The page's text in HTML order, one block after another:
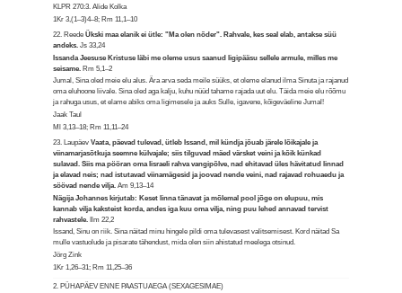
KLPR 270:3. Alide Kolka
1Kr 3,(1–3)4–8; Rm 11,1–10
22. ReedeÜkski maa elanik ei ütle: "Ma olen nõder". Rahvale, kes seal elab, antakse süü
andeks.Js 33,24
Issanda Jeesuse Kristuse läbi me oleme usus saanud ligipääsu sellele armule, milles me
seisame. Rm 5,1–2
Jumal, Sina oled meie elu alus. Ära arva seda meile süüks, et oleme elanud ilma Sinuta ja rajanud
oma eluhoone liivale. Sina oled aga kalju, kuhu nüüd tahame rajada uut elu. Täida meie elu rõõmu
ja rahuga usus, et elame abiks oma ligimesele ja auks Sulle, igavene, kõigeväeline Jumal!
Jaak Taul
Ml 3,13–18; Rm 11,11–24
23. LaupäevVaata, päevad tulevad, ütleb Issand, mil kündja jõuab järele lõikajale ja
viinamarjasõtkuja seemne külvajale; siis tilguvad mäed värsket veini ja kõik künkad
sulavad. Siis ma pööran oma Iisraeli rahva vangipõlve, nad ehitavad üles hävitatud linnad
ja elavad neis; nad istutavad viinamägesid ja joovad nende veini, nad rajavad rohuaedu ja
söövad nende vilja.Am 9,13–14
Nägija Johannes kirjutab: Keset linna tänavat ja mõlemal pool jõge on elupuu, mis
kannab vilja kaksteist korda, andes iga kuu oma vilja, ning puu lehed annavad tervist
rahvastele.
Ilm 22,2
Issand, Sinu on riik. Sina näitad minu hingele pildi oma tulevasest valitsemisest. Kord näitad Sa
mulle vastuolude ja pisarate tähendust, mida olen siin ahistatud meelega otsinud.
Jörg Zink
1Kr 1,26–31; Rm 11,25–36
2. PÜHAPÄEV ENNE PAASTUAEGA (SEXAGESIMAE)